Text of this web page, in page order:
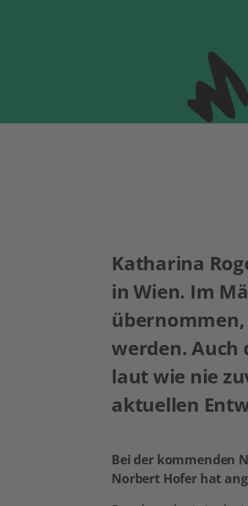
Katharina
in Wien. Im
werden. Auch
laut wie nie
aktuellen
Bei der kommenden
Norbert Hofer hat